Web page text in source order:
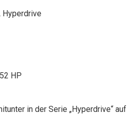
Hyperdrive
HP
in der Serie „Hyperdrive“ auf